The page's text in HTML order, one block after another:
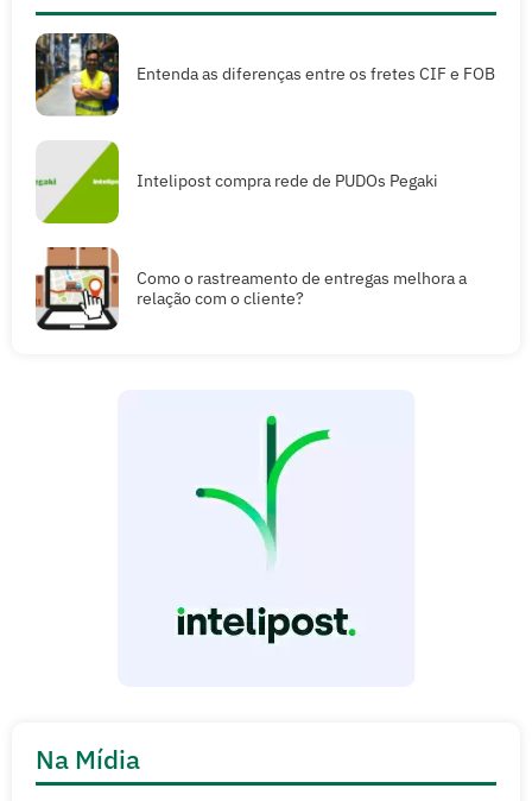
Entenda as diferenças entre os fretes CIF e FOB
Intelipost compra rede de PUDOs Pegaki
Como o rastreamento de entregas melhora a
relação com o cliente?
Na Mídia